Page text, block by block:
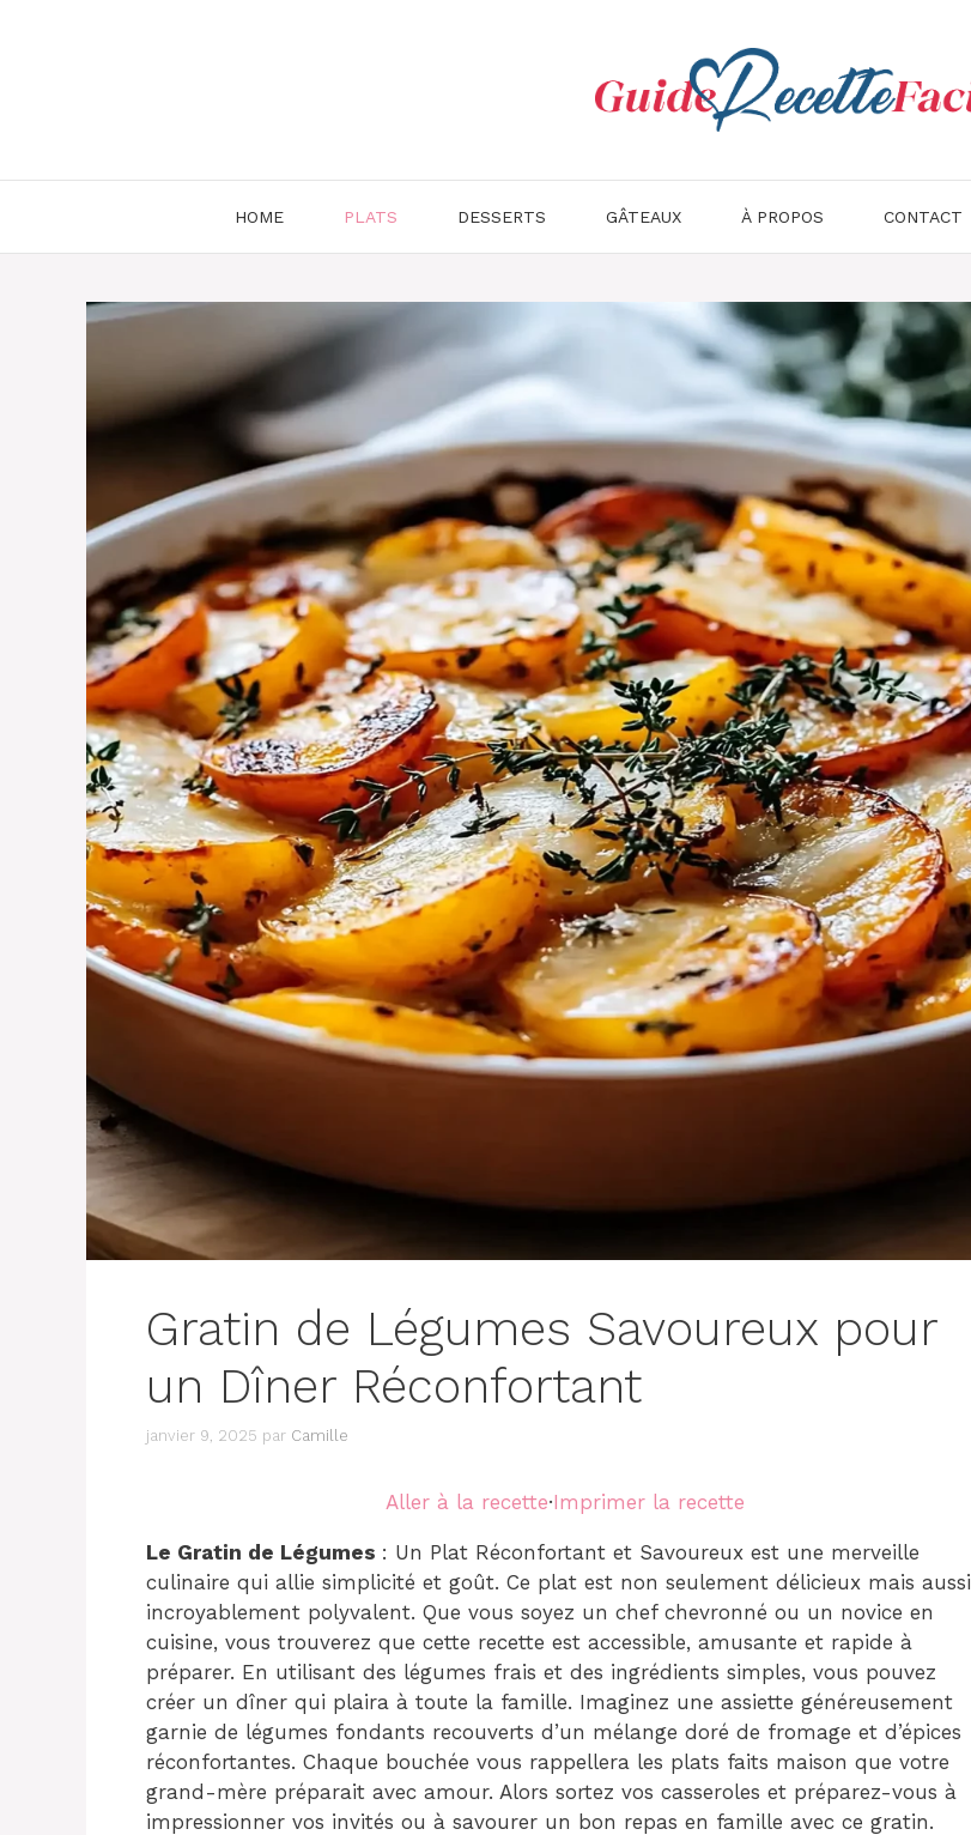
HOME PLATS DESSERTS GÂTEAUX À PROPOS CONTACT
Gratin de Légumes Savoureux pour
un Dîner Réconfortant
janvier 9, 2025 par Camille
Aller à la recette·Imprimer la recette
Le Gratin de Légumes : Un Plat Réconfortant et Savoureux est une merveille
culinaire qui allie simplicité et goût. Ce plat est non seulement délicieux mais aussi
incroyablement polyvalent. Que vous soyez un chef chevronné ou un novice en
cuisine, vous trouverez que cette recette est accessible, amusante et rapide à
préparer. En utilisant des légumes frais et des ingrédients simples, vous pouvez
créer un dîner qui plaira à toute la famille. Imaginez une assiette généreusement
garnie de légumes fondants recouverts d’un mélange doré de fromage et d’épices
réconfortantes. Chaque bouchée vous rappellera les plats faits maison que votre
grand-mère préparait avec amour. Alors sortez vos casseroles et préparez-vous à
impressionner vos invités ou à savourer un bon repas en famille avec ce gratin.